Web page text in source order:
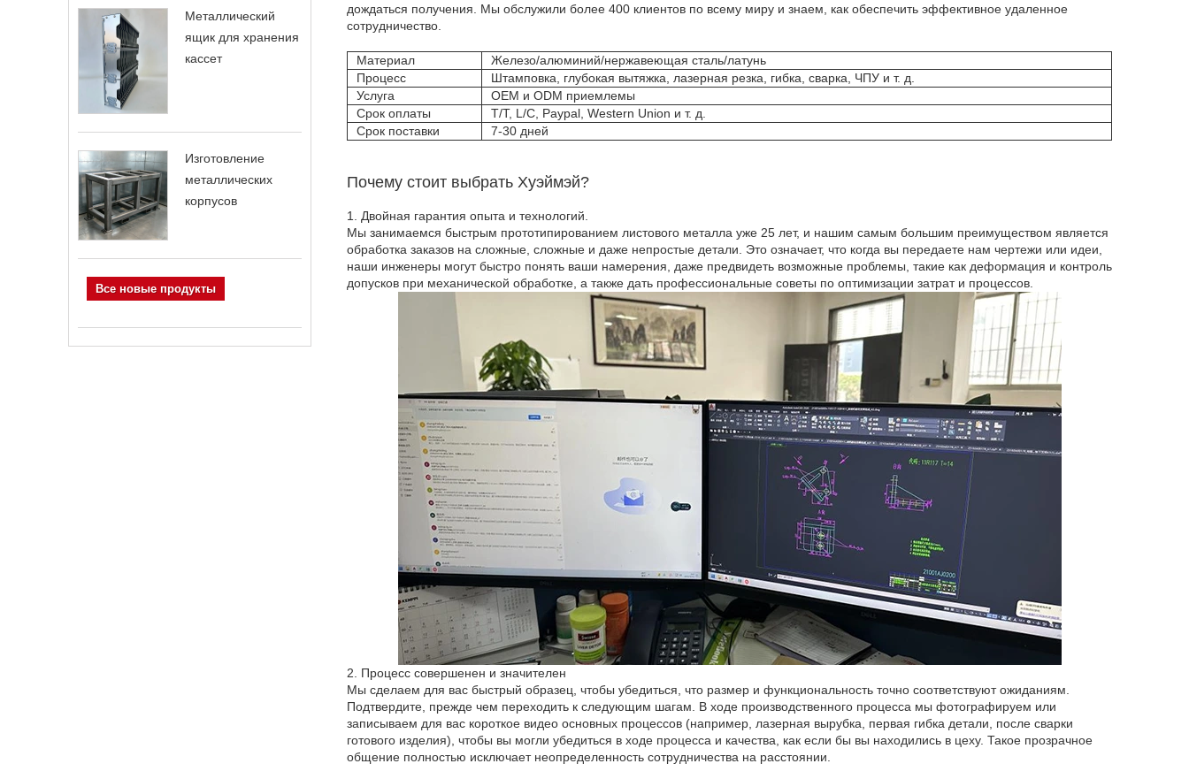
Металлический
ящик для хранения
кассет
Изготовление
металлических
корпусов
Все новые продукты
дождаться получения. Мы обслужили более 400 клиентов по всему миру и знаем, как обеспечить эффективное удаленное
сотрудничество.
Материал
Железо/алюминий/нержавеющая сталь/латунь
Процесс
Штамповка, глубокая вытяжка, лазерная резка, гибка, сварка, ЧПУ и т. д.
Услуга
OEM и ODM приемлемы
Срок оплаты
T/T, L/C, Paypal, Western Union и т. д.
Срок поставки
7-30 дней
Почему стоит выбрать Хуэймэй?
1. Двойная гарантия опыта и технологий.
Мы занимаемся быстрым прототипированием листового металла уже 25 лет, и нашим самым большим преимуществом является
обработка заказов на сложные, сложные и даже непростые детали. Это означает, что когда вы передаете нам чертежи или идеи,
наши инженеры могут быстро понять ваши намерения, даже предвидеть возможные проблемы, такие как деформация и контроль
допусков при механической обработке, а также дать профессиональные советы по оптимизации затрат и процессов.
2. Процесс совершенен и значителен
Мы сделаем для вас быстрый образец, чтобы убедиться, что размер и функциональность точно соответствуют ожиданиям.
Подтвердите, прежде чем переходить к следующим шагам. В ходе производственного процесса мы фотографируем или
записываем для вас короткое видео основных процессов (например, лазерная вырубка, первая гибка детали, после сварки
готового изделия), чтобы вы могли убедиться в ходе процесса и качества, как если бы вы находились в цеху. Такое прозрачное
общение полностью исключает неопределенность сотрудничества на расстоянии.